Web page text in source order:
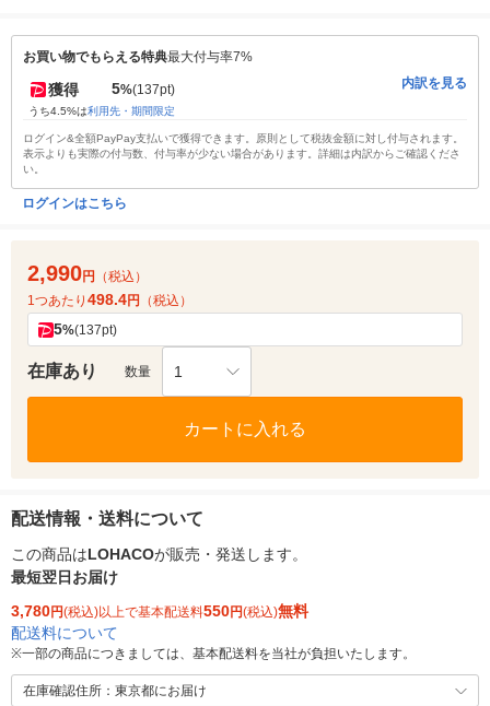
お買い物でもらえる特典最大付与率7%
獲得 5%(137pt)
うち4.5%は利用先・期間限定
内訳を見る
ログイン&全額PayPay支払いで獲得できます。原則として税抜金額に対し付与されます。
表示よりも実際の付与数、付与率が少ない場合があります。詳細は内訳からご確認くださ
い。
ログインはこちら
2,990円
（税込）
1つあたり 498.4円 （税込）
5%(137pt)
在庫あり 数量 1
カートに入れる
配送情報・送料について
この商品はLOHACOが販売・発送します。
最短翌日お届け
3,780円(税込)以上で基本配送料550円(税込)無料
配送料について
※一部の商品につきましては、基本配送料を当社が負担いたします。
在庫確認住所：東京都にお届け